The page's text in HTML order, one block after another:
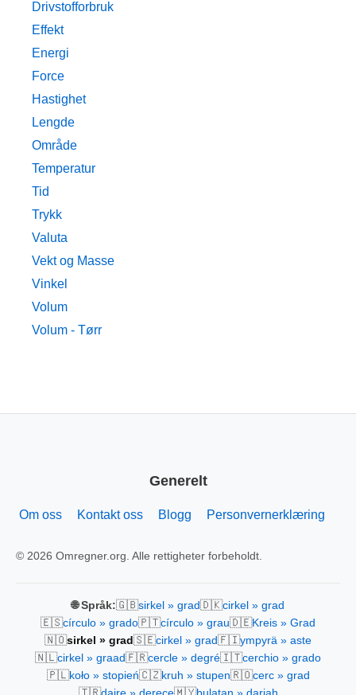
Drivstofforbruk
Effekt
Energi
Force
Hastighet
Lengde
Område
Temperatur
Tid
Trykk
Valuta
Vekt og Masse
Vinkel
Volum
Volum - Tørr
Generelt
Om oss Kontakt oss Blogg Personvernerklæring
© 2026 Omregner.org. Alle rettigheter forbeholdt.
🌐 Språk:🇬🇧sirkel » grad🇩🇰cirkel » grad
🇪🇸círculo » grado🇵🇹círculo » grau🇩🇪Kreis » Grad
🇳🇴sirkel » grad 🇸🇪cirkel » grad🇫🇮ympyrä » aste
🇳🇱cirkel » graad🇫🇷cercle » degré🇮🇹cerchio » grado
🇵🇱koło » stopień🇨🇿kruh » stupen🇷🇴cerc » grad